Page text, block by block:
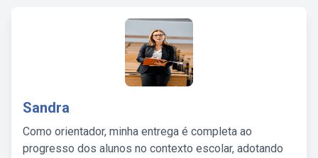
Sandra
Como orientador, minha entrega é completa ao
progresso dos alunos no contexto escolar, adotando